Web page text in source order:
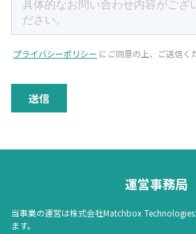
運営事務局
当事業の運営は株式会社Matchbox
ます。